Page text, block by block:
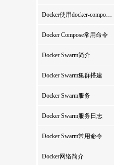
Docker使用docker-compose子命令管理应用
Docker Compose常用命令
Docker Swarm简介
Docker Swarm集群搭建
Docker Swarm服务
Docker Swarm服务日志
Docker Swarm常用命令
Docker网络简介